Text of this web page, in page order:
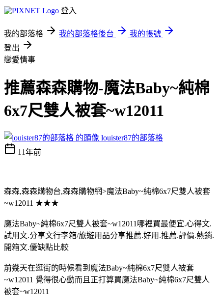
登入
我的部落格 我的部落格後台
我的帳號
登出
戀愛情事
推薦森森購物-魔法Baby~純棉
6x7尺雙人被套~w12011
louister87的部落格
11年前
森森,森森購物台,森森購物網>魔法Baby~純棉6x7尺雙人被套
~w12011 ★★★
魔法Baby~純棉6x7尺雙人被套~w12011哪裡買最便宜.心得文.
試用文.分享文行李箱/旅遊用品分享推薦.好用.推薦.評價.熱銷.
開箱文.優缺點比較
前幾天在逛街的時候看到魔法Baby~純棉6x7尺雙人被套
~w12011 覺得很心動而且正打算買魔法Baby~純棉6x7尺雙人
被套~w12011